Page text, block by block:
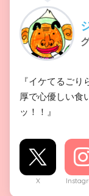
『イケてるご
厚で心優しい食
ッ！！』
X